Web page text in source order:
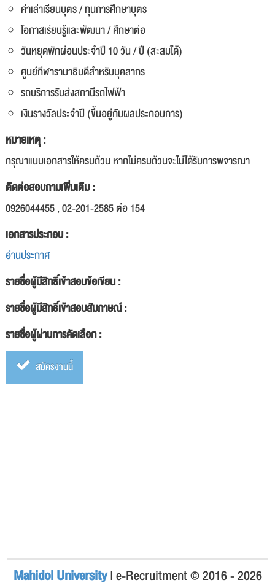
ค่าเล่าเรียนบุตร / ทุนการศึกษาบุตร
โอกาสเรียนรู้และพัฒนา / ศึกษาต่อ
วันหยุดพักผ่อนประจำปี 10 วัน / ปี (สะสมได้)
ศูนย์กีฬารามาธิบดีสำหรับบุคลากร
รถบริการรับส่งสถานีรถไฟฟ้า
เงินรางวัลประจำปี (ขึ้นอยู่กับผลประกอบการ)
หมายเหตุ :
กรุณาแนบเอกสารให้ครบถ้วน หากไม่ครบถ้วนจะไม่ได้รับการพิจารณา
ติดต่อสอบถามเพิ่มเติม :
0926044455 , 02-201-2585 ต่อ 154
เอกสารประกอบ :
อ่านประกาศ
รายชื่อผู้มีสิทธิ์เข้าสอบข้อเขียน :
รายชื่อผู้มีสิทธิ์เข้าสอบสัมภาษณ์ :
รายชื่อผู้ผ่านการคัดเลือก :
สมัครงานนี้
Mahidol University| e-Recruitment © 2016 - 2026